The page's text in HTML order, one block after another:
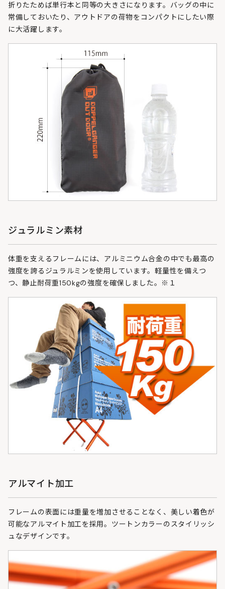
折りたためば単行本と同等の大きさになります。バッグの中に
常備しておいたり、アウトドアの荷物をコンパクトにしたい際
に大活躍します。
ジュラルミン素材
体重を支えるフレームには、アルミニウム合金の中でも最高の
強度を誇るジュラルミンを使用しています。軽量性を備えつ
つ、静止耐荷重150kgの強度を確保しました。※１
アルマイト加工
フレームの表面には重量を増加させることなく、美しい着色が
可能なアルマイト加工を採用。ツートンカラーのスタイリッシ
ュなデザインです。